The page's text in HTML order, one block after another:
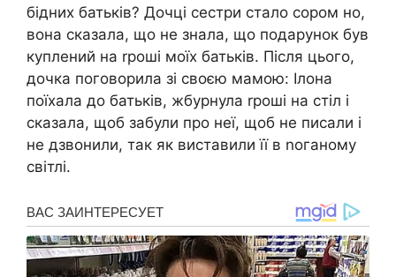
бідних батьків? Дочці сестри стало сором но,
вона сказала, що не знала, що подарунок був
куплений на rроші моїх батьків. Після цього,
дочка поговорила зі своєю мамою: Ілона
поїхала до батьків, жбурнула rроші на стіл і
сказала, щоб забули про неї, щоб не писали і
не дзвонили, так як виставили її в nоганому
світлі.